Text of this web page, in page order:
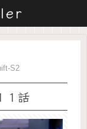
S2
１話